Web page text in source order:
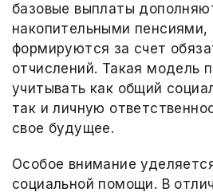
базовые выплаты
накопительными пенсиями,
формируются за счет
отчислений. Такая модель
учитывать как общий
так и личную
свое будущее.
Особое внимание
социальной помощи. В